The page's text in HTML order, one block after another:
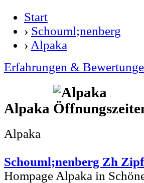
Start
› Schouml;nenberg
› Alpaka
Erfahrungen &
Alpaka
Alpaka
Schouml;nenberg Zh
Hompage Alpaka in